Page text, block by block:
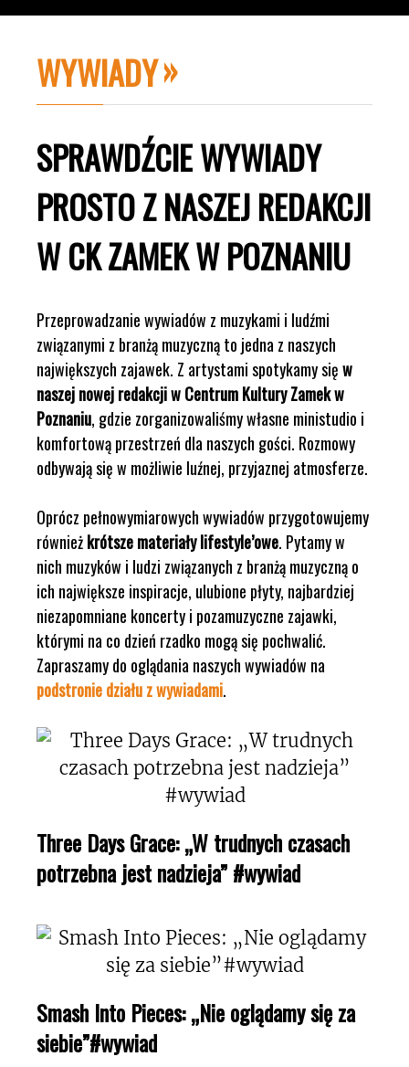
WYWIADY
SPRAWDŹCIE WYWIADY
PROSTO Z NASZEJ REDAKCJI
W CK ZAMEK W POZNANIU
Przeprowadzanie wywiadów z muzykami i ludźmi
związanymi z branżą muzyczną to jedna z naszych
największych zajawek. Z artystami spotykamy sięw
naszej nowej redakcji w Centrum Kultury Zamek w
Poznaniu, gdzie zorganizowaliśmy własne ministudio i
komfortową przestrzeń dla naszych gości. Rozmowy
odbywają się w możliwie luźnej, przyjaznej atmosferze.
Oprócz pełnowymiarowych wywiadów przygotowujemy
równieżkrótsze materiały lifestyle’owe. Pytamy w
nich muzyków i ludzi związanych z branżą muzyczną o
ich największe inspiracje, ulubione płyty, najbardziej
niezapomniane koncerty i pozamuzyczne zajawki,
którymi na co dzień rzadko mogą się pochwalić.
Zapraszamy do oglądania naszych wywiadów na
podstronie działu z wywiadami.
Three Days Grace: „W trudnych czasach
potrzebna jest nadzieja” #wywiad
Smash Into Pieces: „Nie oglądamy się za
siebie”#wywiad